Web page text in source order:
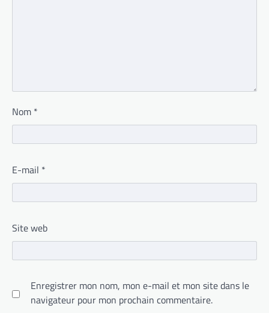
Nom *
E-mail *
Site web
Enregistrer mon nom, mon e-mail et mon site dans le
navigateur pour mon prochain commentaire.